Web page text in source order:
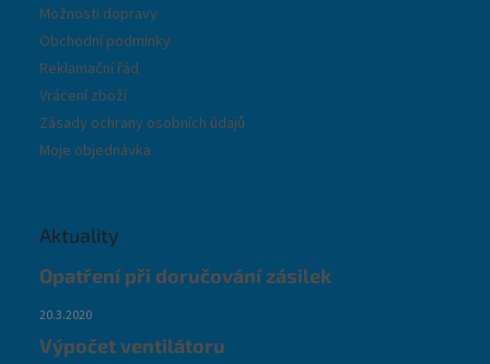
Možnosti dopravy
Obchodní podmínky
Reklamační řád
Vrácení zboží
Zásady ochrany osobních údajů
Moje objednávka
Aktuality
Opatření při doručování zásilek
20.3.2020
Výpočet ventilátoru